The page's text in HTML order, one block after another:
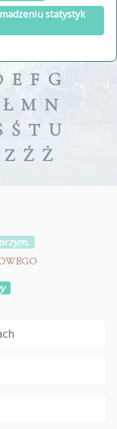
statystyk
a tergo
E F G
Ł M N
Ś T U
Z Ź Ż